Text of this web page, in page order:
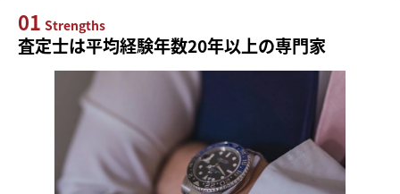
01 Strengths
査定士は平均経験年数20年以上の専門家